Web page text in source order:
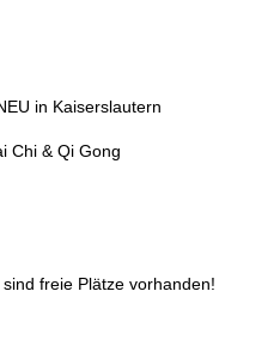
in Kaiserslautern
Chi & Qi Gong
freie Plätze vorhanden!